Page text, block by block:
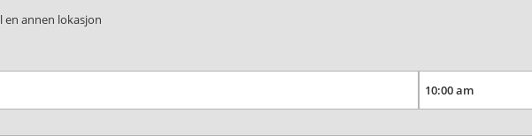
en annen lokasjon